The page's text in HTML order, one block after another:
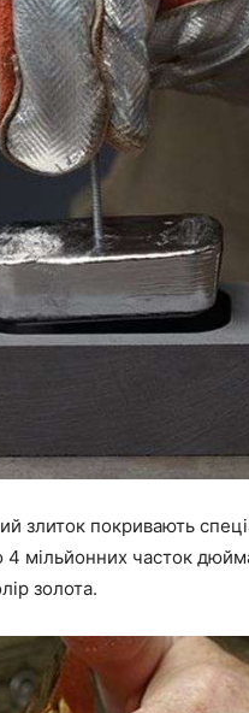
злиток покривають
мільйонних часток
золота.